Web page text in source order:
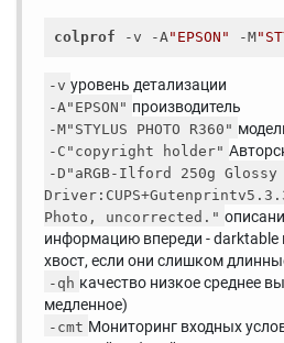
colprof -v -A"EPSON" -M
-v уровень детализации
-A"EPSON" производитель
-M"STYLUS PHOTO R360"
-C"copyright holder"
-D"aRGB-Ilford 250g Glossy
Photo, uncorrected."
информацию впереди - darktable
хвост, если они слишком
-qh качество низкое среднее
медленное)
-cmt Мониторинг входных